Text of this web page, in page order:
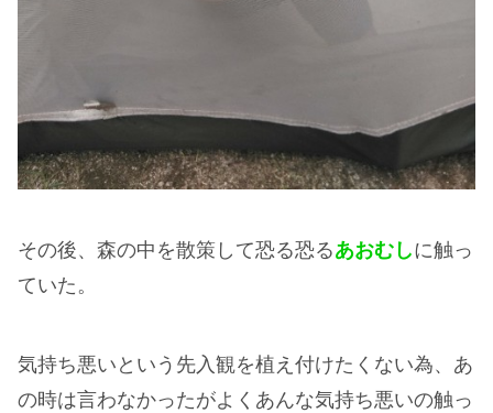
その後、森の中を散策して恐る恐るあおむしに触っ
ていた。
気持ち悪いという先入観を植え付けたくない為、あ
の時は言わなかったがよくあんな気持ち悪いの触っ